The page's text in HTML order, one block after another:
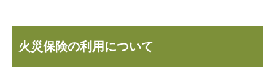
火災保険の利用について